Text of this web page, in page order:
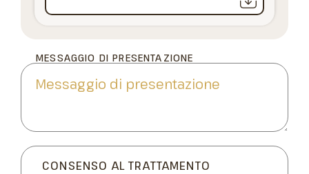
MESSAGGIO DI PRESENTAZIONE
CONSENSO AL TRATTAMENTO